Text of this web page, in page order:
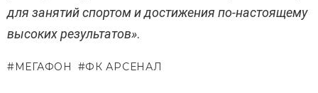
для занятий спортом и достижения по-настоящему
высоких результатов».
МЕГАФОН ФК АРСЕНАЛ